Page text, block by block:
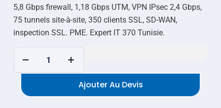
5,8 Gbps firewall, 1,18 Gbps UTM, VPN IPsec 2,4 Gbps,
75 tunnels site-à-site, 350 clients SSL, SD-WAN,
inspection SSL. PME. Expert IT 370 Tunisie.
Ajouter Au Devis